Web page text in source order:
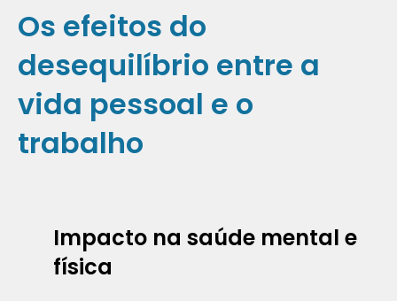
Os efeitos do
desequilíbrio entre a
vida pessoal e o
trabalho
Impacto na saúde mental e
física